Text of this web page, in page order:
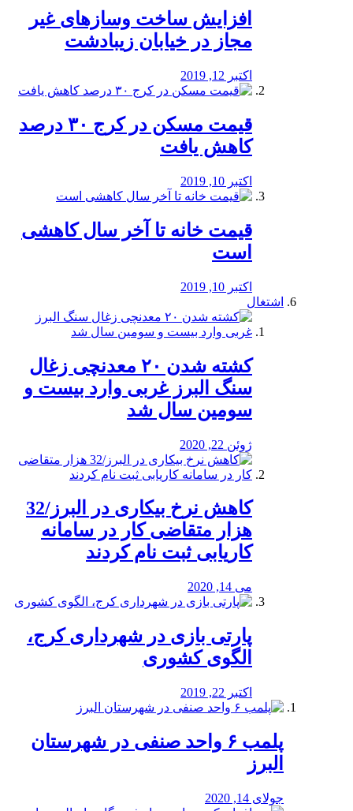
افزایش ساخت وسازهای غیر
مجاز در خیابان زیبادشت
اکتبر 12, 2019
️قیمت مسکن در کرج ۳۰ درصد
کاهش یافت
اکتبر 10, 2019
قیمت خانه تا آخر سال کاهشی
است
اکتبر 10, 2019
اشتغال
کشته شدن ۲۰ معدنچی زغال
سنگ البرز غربی وارد بیست و
سومین سال شد
ژوئن 22, 2020
کاهش نرخ بیکاری در البرز/32
هزار متقاضی کار در سامانه
کاریابی ثبت نام کردند
می 14, 2020
پارتی بازی در شهرداری کرج،
الگوی کشوری
اکتبر 22, 2019
پلمب ۶ واحد صنفی در شهرستان
البرز
جولای 14, 2020